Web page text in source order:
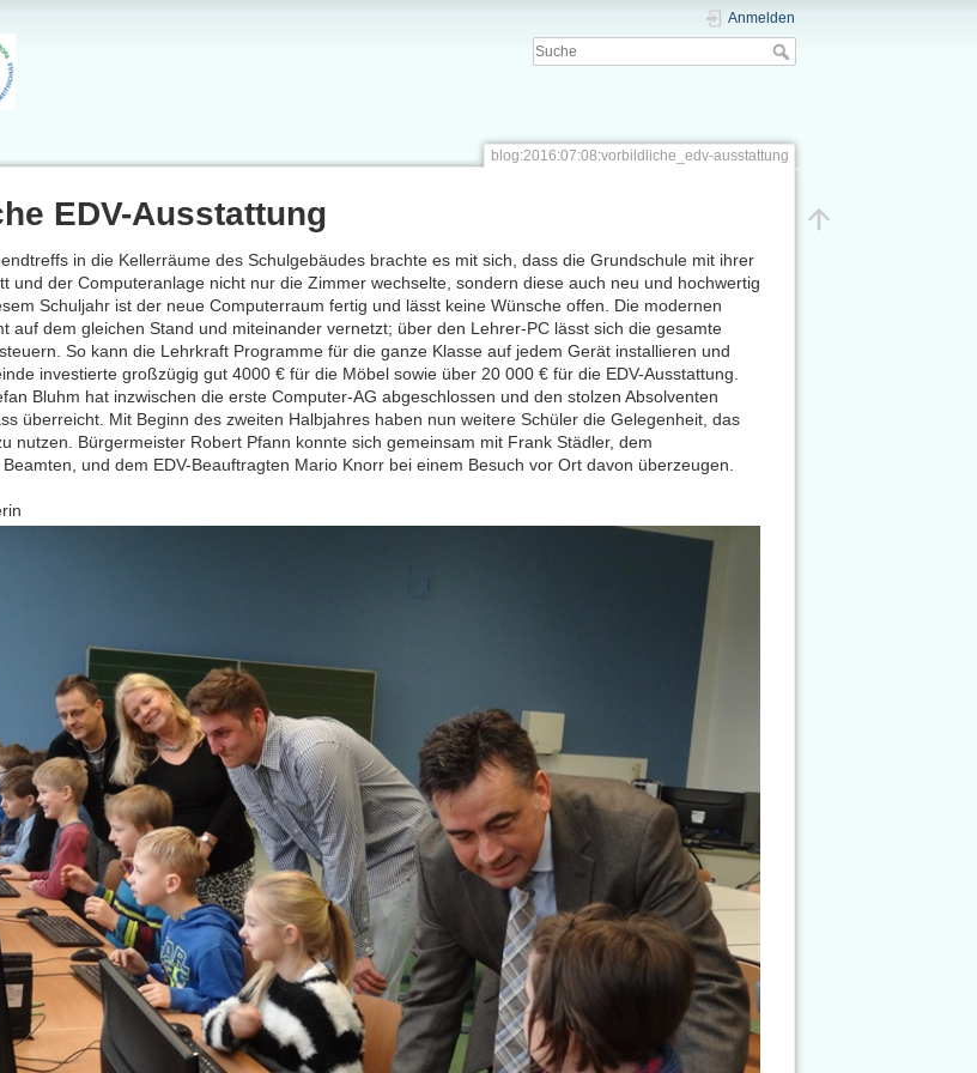
Anmelden
blog:2016:07:08:vorbildliche_edv-ausstattung
EDV-Ausstattung
in die Kellerräume des Schulgebäudes brachte es mit sich, dass die Grundschule mit ihrer
und der Computeranlage nicht nur die Zimmer wechselte, sondern diese auch neu und hochwertig
Schuljahr ist der neue Computerraum fertig und lässt keine Wünsche offen. Die modernen
auf dem gleichen Stand und miteinander vernetzt; über den Lehrer-PC lässt sich die gesamte
So kann die Lehrkraft Programme für die ganze Klasse auf jedem Gerät installieren und
investierte großzügig gut 4000 € für die Möbel sowie über 20 000 € für die EDV-Ausstattung.
Bluhm hat inzwischen die erste Computer-AG abgeschlossen und den stolzen Absolventen
überreicht. Mit Beginn des zweiten Halbjahres haben nun weitere Schüler die Gelegenheit, das
nutzen. Bürgermeister Robert Pfann konnte sich gemeinsam mit Frank Städler, dem
und dem EDV-Beauftragten Mario Knorr bei einem Besuch vor Ort davon überzeugen.